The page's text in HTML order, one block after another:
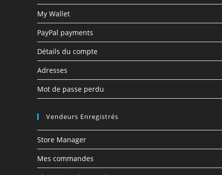
My Wallet
PayPal payments
Détails du compte
Adresses
Mot de passe perdu
Vendeurs Enregistrés
Store Manager
Mes commandes